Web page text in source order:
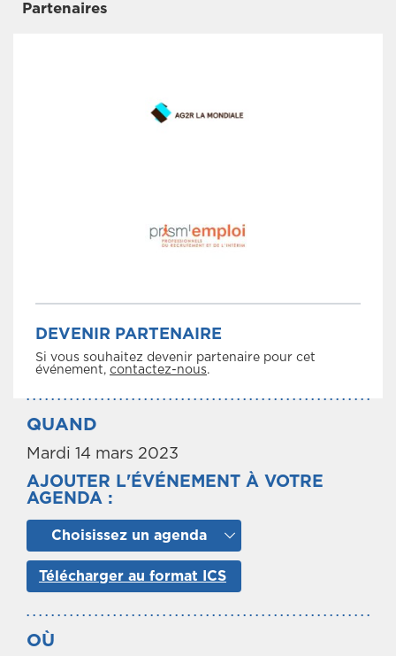
Partenaires
DEVENIR PARTENAIRE
Si vous souhaitez devenir partenaire pour cet
événement, contactez-nous.
QUAND
Mardi 14 mars 2023
AJOUTER L'ÉVÉNEMENT À VOTRE
AGENDA :
Choisissez un agenda
Télécharger au format ICS
OÙ